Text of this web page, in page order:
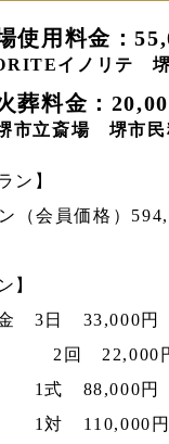
使用料金：
イノリテ
葬料金：
市立斎場 堺市民
ン】
（会員価格）
】
金 3日 33,000円
2回 22,000
式 88,000円
110,000円